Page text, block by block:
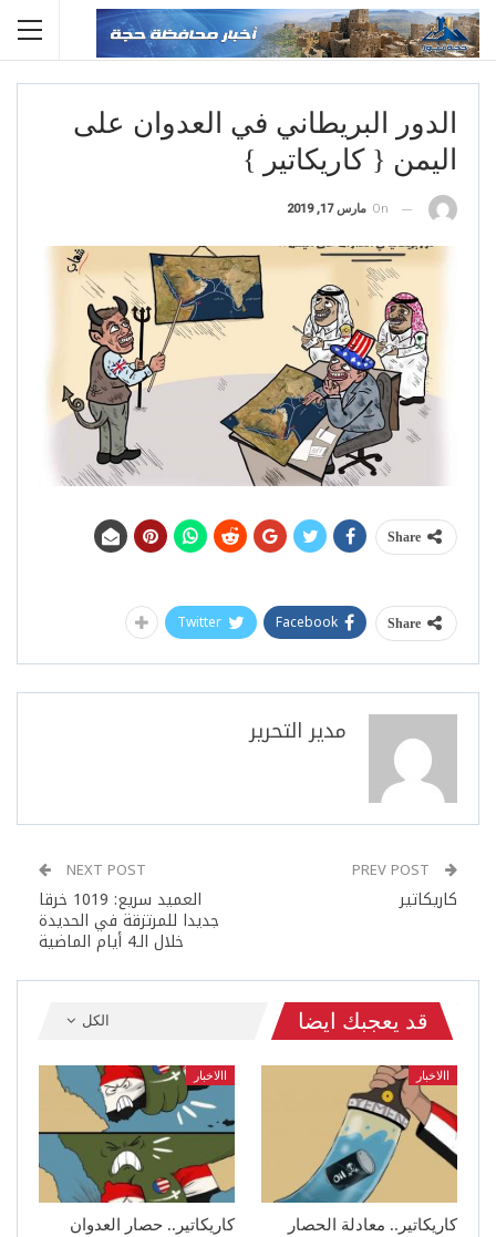
الدور البريطاني في العدوان على
اليمن { كاريكاتير }
On مارس 17, 2019
Share
Share
Facebook
Twitter
مدير التحرير
كاريكاتير
NEXT POST
العميد سريع: 1019 خرقا
جديدا للمرتزقة في الحديدة
خلال الـ4 أيام الماضية
الكل قد يعجبك ايضا
االاخبار
كاريكاتير.. معادلة الحصار
االاخبار
كاريكاتير.. حصار العدوان